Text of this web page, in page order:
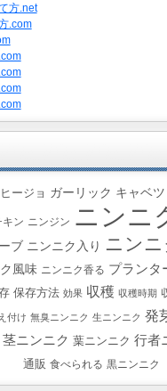
方.net
.com
ージョ ガーリック キャベツ
キン ニンジン ニンニ
ブ ニンニク入り ニン
風味 ニンニク香る プランタ
保存方法 効果 収穫 収穫時期
付け 無臭ニンニク 生ニンニク 発
茎ニンニク 葉ニンニク 行者
通販 食べられる 黒ニンニク